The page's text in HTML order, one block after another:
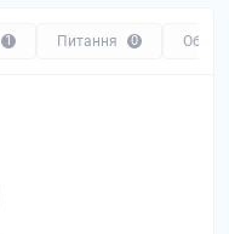
1 Питання 0 Обмін